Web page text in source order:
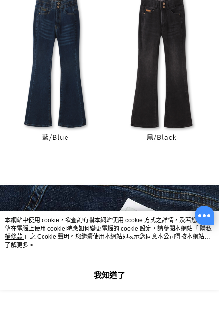
本網站中使用 cookie，欲查詢有關本網站使用 cookie 方式之詳情，及若您不希
望在電腦上使用 cookie 時應如何變更電腦的 cookie 設定，請參閱本網站「 隱私
權條款 」之 Cookie 聲明。您繼續使用本網站即表示您同意本公司得按本網站使
用條款之 Cookie 聲明使用 cookie。
了解更多 >
我知道了